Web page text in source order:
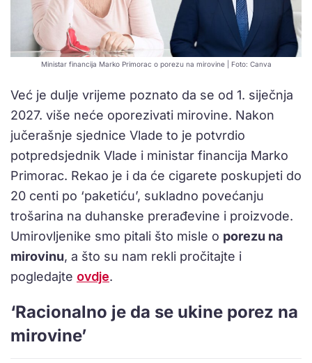
Ministar financija Marko Primorac o porezu na mirovine | Foto: Canva
Već je dulje vrijeme poznato da se od 1. siječnja
2027. više neće oporezivati mirovine. Nakon
jučerašnje sjednice Vlade to je potvrdio
potpredsjednik Vlade i ministar financija Marko
Primorac. Rekao je i da će cigarete poskupjeti do
20 centi po ‘paketiću’, sukladno povećanju
trošarina na duhanske prerađevine i proizvode.
Umirovljenike smo pitali što misle o porezu na
mirovinu, a što su nam rekli pročitajte i
pogledajte ovdje.
‘Racionalno je da se ukine porez na
mirovine’